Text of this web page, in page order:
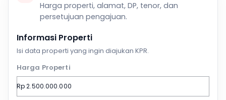
Harga properti, alamat, DP, tenor, dan
persetujuan pengajuan.
Informasi Properti
Isi data properti yang ingin diajukan KPR.
Harga Properti